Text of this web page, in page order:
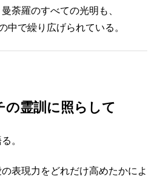
荼羅のすべての光明も、
中で繰り広げられている。
の霊訓に照らして
。
表現力をどれだけ高めたかによ